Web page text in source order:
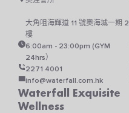
大角咀海輝道 11 號奧海城一期 2
樓
6:00am - 23:00pm (GYM
24hrs）
2271 4001
info@waterfall.com.hk
Waterfall Exquisite
Wellness